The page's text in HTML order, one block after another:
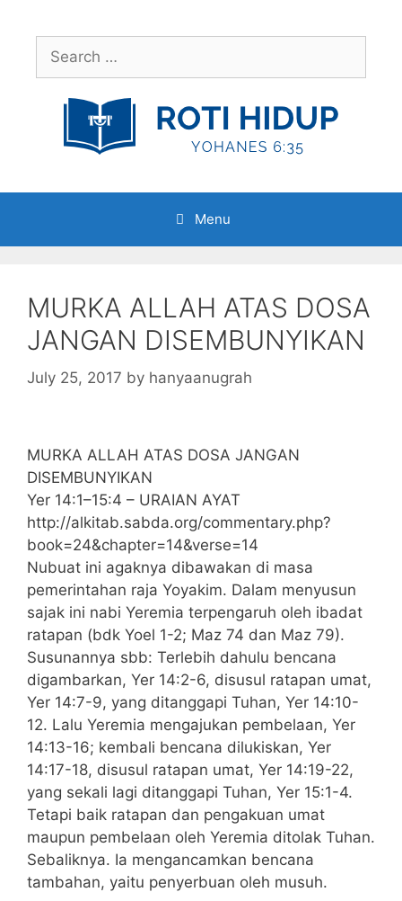
contentSearch
for:
Menu
MURKA ALLAH ATAS DOSA
JANGAN DISEMBUNYIKAN
July 25, 2017 by hanyaanugrah
MURKA ALLAH ATAS DOSA JANGAN
DISEMBUNYIKAN
Yer 14:1–15:4 – URAIAN AYAT
http://alkitab.sabda.org/commentary.php?
book=24&chapter=14&verse=14
Nubuat ini agaknya dibawakan di masa
pemerintahan raja Yoyakim. Dalam menyusun
sajak ini nabi Yeremia terpengaruh oleh ibadat
ratapan (bdk Yoel 1-2; Maz 74 dan Maz 79).
Susunannya sbb: Terlebih dahulu bencana
digambarkan, Yer 14:2-6, disusul ratapan umat,
Yer 14:7-9, yang ditanggapi Tuhan, Yer 14:10-
12. Lalu Yeremia mengajukan pembelaan, Yer
14:13-16; kembali bencana dilukiskan, Yer
14:17-18, disusul ratapan umat, Yer 14:19-22,
yang sekali lagi ditanggapi Tuhan, Yer 15:1-4.
Tetapi baik ratapan dan pengakuan umat
maupun pembelaan oleh Yeremia ditolak Tuhan.
Sebaliknya. Ia mengancamkan bencana
tambahan, yaitu penyerbuan oleh musuh.